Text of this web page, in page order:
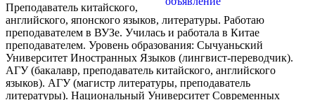
Преподаватель китайского,
английского, японского языков, литературы. Работаю
преподавателем в ВУЗе. Училась и работала в Китае
преподавателем. Уровень образования: Сычуаньский
Университет Иностранных Языков (лингвист-переводчик).
АГУ (бакалавр, преподаватель китайского, английского
языков). АГУ (магистр литературы, преподаватель
литературы). Национальный Университет Современных